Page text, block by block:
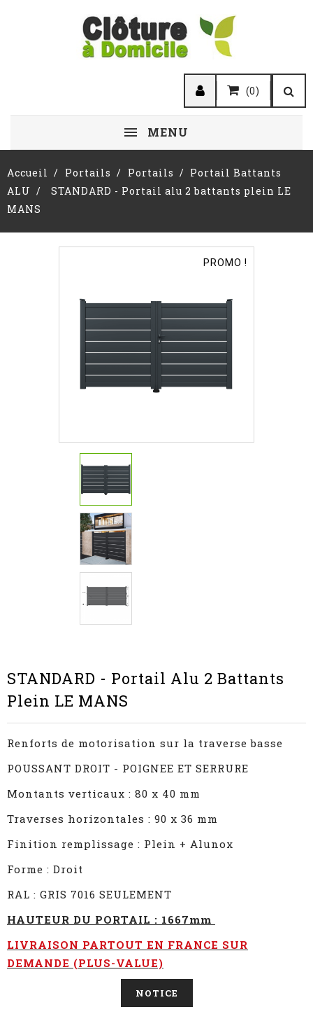
(0)
MENU
Accueil Portails Portails
Portail Battants
ALU
STANDARD - Portail alu 2 battants plein LE
MANS
PROMO !
STANDARD - Portail Alu 2 Battants
Plein LE MANS
Renforts de motorisation sur la traverse basse
POUSSANT DROIT - POIGNEE ET SERRURE
Montants verticaux : 80 x 40 mm
Traverses horizontales : 90 x 36 mm
Finition remplissage : Plein + Alunox
Forme : Droit
RAL : GRIS 7016 SEULEMENT
HAUTEUR DU PORTAIL : 1667mm
LIVRAISON PARTOUT EN FRANCE SUR
DEMANDE (PLUS-VALUE)
NOTICE